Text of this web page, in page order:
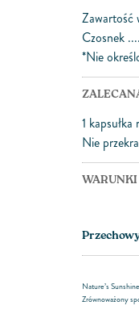
Zawartość
Czosnek
*Nie
1
Nie
Nature’s
Zrównoważony